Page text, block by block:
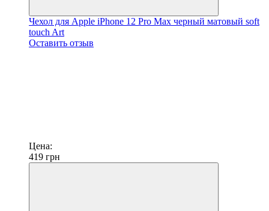
Чехол для Apple iPhone 12 Pro Max черный матовый soft
touch Art
Оставить отзыв
Цена:
419 грн